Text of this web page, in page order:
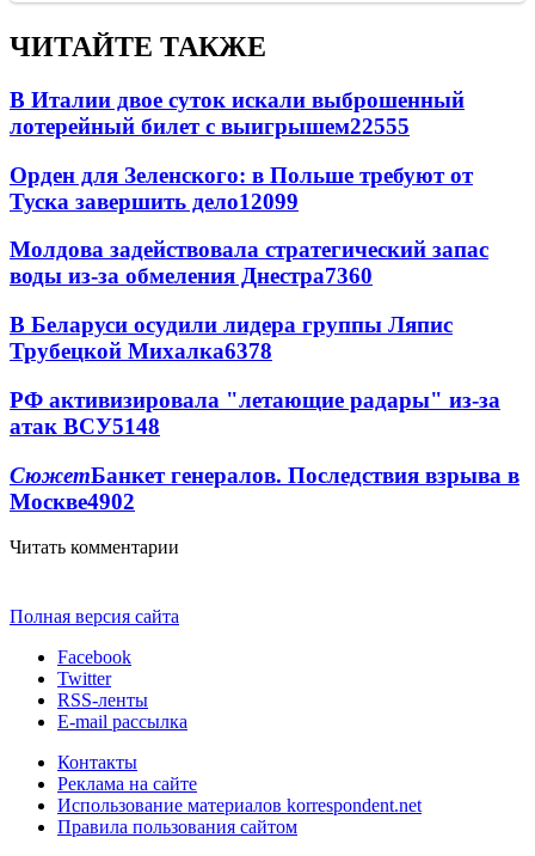
ЧИТАЙТЕ ТАКЖЕ
В Италии двое суток искали выброшенный
лотерейный билет с выигрышем22555
Орден для Зеленского: в Польше требуют от
Туска завершить дело12099
Молдова задействовала стратегический запас
воды из-за обмеления Днестра7360
В Беларуси осудили лидера группы Ляпис
Трубецкой Михалка6378
РФ активизировала "летающие радары" из-за
атак ВСУ5148
СюжетБанкет генералов. Последствия взрыва в
Москве4902
Читать комментарии
Полная версия сайта
Facebook
Twitter
RSS-ленты
E-mail рассылка
Контакты
Реклама на сайте
Использование материалов korrespondent.net
Правила пользования сайтом